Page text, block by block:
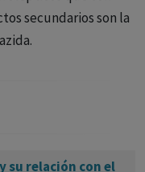
secundarios son la
su relación con el